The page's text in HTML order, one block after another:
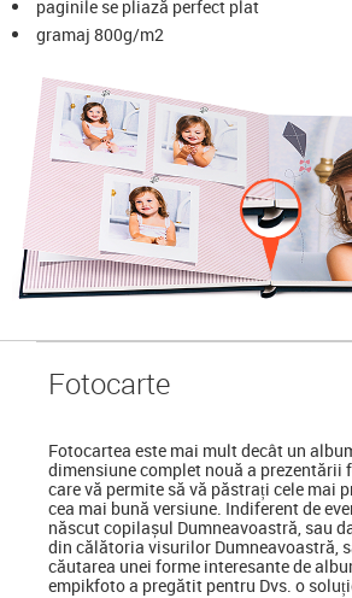
paginile se pliază perfect plat
gramaj 800g/m2
Fotocarte
Fotocartea este mai mult decât un
dimensiune complet nouă a
care vă permite să vă păstrați cele mai
cea mai bună versiune. Indiferent de
născut copilașul Dumneavoastră, sau
din călătoria visurilor Dumneavoastră,
căutarea unei forme interesante de
empikfoto a pregătit pentru Dvs. o